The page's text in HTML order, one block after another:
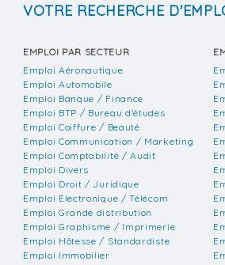
VOTRE RECHERCHE
EMPLOI PAR SECTEUR
Emploi Aéronautique
Emploi Automobile
Emploi Banque / Finance
Emploi BTP / Bureau d'études
Emploi Coiffure / Beauté
Emploi Communication / Marketing
Emploi Comptabilité / Audit
Emploi Divers
Emploi Droit / Juridique
Emploi Electronique / Télécom
Emploi Grande distribution
Emploi Graphisme / Imprimerie
Emploi Hôtesse / Standardiste
Emploi Immobilier